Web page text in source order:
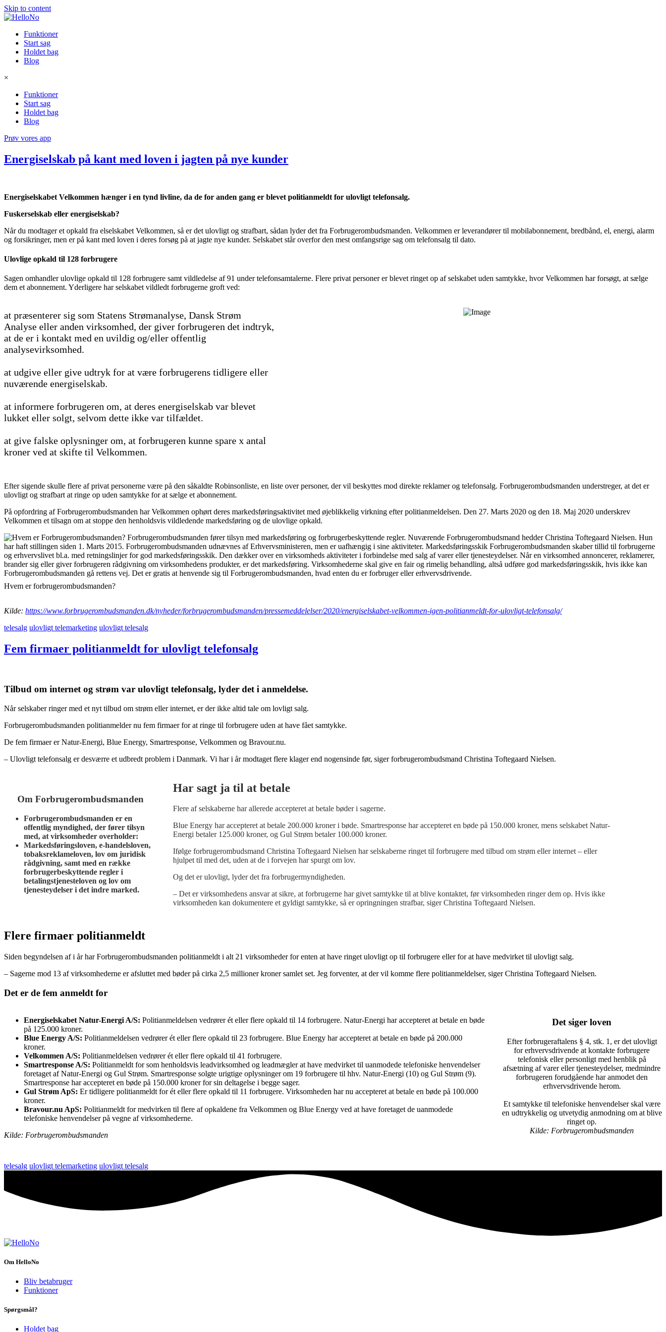
Skip to content
Funktioner
Start sag
Holdet bag
Blog
×
Funktioner
Start sag
Holdet bag
Blog
Prøv vores app
Energiselskab på kant med loven i jagten på nye kunder
Energiselskabet Velkommen hænger i en tynd livline, da de for anden gang er blevet politianmeldt for ulovligt telefonsalg.
Fuskerselskab eller energiselskab?
Når du modtager et opkald fra elselskabet Velkommen, så er det ulovligt og strafbart, sådan lyder det fra Forbrugerombudsmanden. Velkommen er leverandører til mobilabonnement, bredbånd, el, energi, alarm
og forsikringer, men er på kant med loven i deres forsøg på at jagte nye kunder. Selskabet står overfor den mest omfangsrige sag om telefonsalg til dato.
Ulovlige opkald til 128 forbrugere
Sagen omhandler ulovlige opkald til 128 forbrugere samt vildledelse af 91 under telefonsamtalerne. Flere privat personer er blevet ringet op af selskabet uden samtykke, hvor Velkommen har forsøgt, at sælge
dem et abonnement. Yderligere har selskabet vildledt forbrugerne groft ved:
at præsenterer sig som Statens Strømanalyse, Dansk Strøm
Analyse eller anden virksomhed, der giver forbrugeren det indtryk,
at de er i kontakt med en uvildig og/eller offentlig
analysevirksomhed.
at udgive eller give udtryk for at være forbrugerens tidligere eller
nuværende energiselskab.
at informere forbrugeren om, at deres energiselskab var blevet
lukket eller solgt, selvom dette ikke var tilfældet.
at give falske oplysninger om, at forbrugeren kunne spare x antal
kroner ved at skifte til Velkommen.
Efter sigende skulle flere af privat personerne være på den såkaldte Robinsonliste, en liste over personer, der vil beskyttes mod direkte reklamer og telefonsalg. Forbrugerombudsmanden understreger, at det er
ulovligt og strafbart at ringe op uden samtykke for at sælge et abonnement.
På opfordring af Forbrugerombudsmanden har Velkommen ophørt deres markedsføringsaktivitet med øjeblikkelig virkning efter politianmeldelsen. Den 27. Marts 2020 og den 18. Maj 2020 underskrev
Velkommen et tilsagn om at stoppe den henholdsvis vildledende markedsføring og de ulovlige opkald.
Hvem er forbrugerombudsmanden?
Kilde: https://www.forbrugerombudsmanden.dk/nyheder/forbrugerombudsmanden/pressemeddelelser/2020/energiselskabet-velkommen-igen-politianmeldt-for-ulovligt-telefonsalg/
telesalg ulovligt telemarketing ulovligt telesalg
Fem firmaer politianmeldt for ulovligt telefonsalg
Tilbud om internet og strøm var ulovligt telefonsalg, lyder det i anmeldelse.
Når selskaber ringer med et nyt tilbud om strøm eller internet, er der ikke altid tale om lovligt salg.
Forbrugerombudsmanden politianmelder nu fem firmaer for at ringe til forbrugere uden at have fået samtykke.
De fem firmaer er Natur-Energi, Blue Energy, Smartresponse, Velkommen og Bravour.nu.
– Ulovligt telefonsalg er desværre et udbredt problem i Danmark. Vi har i år modtaget flere klager end nogensinde før, siger forbrugerombudsmand Christina Toftegaard Nielsen.
Om Forbrugerombudsmanden
Forbrugerombudsmanden er en
offentlig myndighed, der fører tilsyn
med, at virksomheder overholder:
Markedsføringsloven, e-handelsloven,
tobaksreklameloven, lov om juridisk
rådgivning, samt med en række
forbrugerbeskyttende regler i
betalingstjenesteloven og lov om
tjenesteydelser i det indre marked.
Har sagt ja til at betale
Flere af selskaberne har allerede accepteret at betale bøder i sagerne.
Blue Energy har accepteret at betale 200.000 kroner i bøde. Smartresponse har accepteret en bøde på 150.000 kroner, mens selskabet Natur-
Energi betaler 125.000 kroner, og Gul Strøm betaler 100.000 kroner.
Ifølge forbrugerombudsmand Christina Toftegaard Nielsen har selskaberne ringet til forbrugere med tilbud om strøm eller internet – eller
hjulpet til med det, uden at de i forvejen har spurgt om lov.
Og det er ulovligt, lyder det fra forbrugermyndigheden.
– Det er virksomhedens ansvar at sikre, at forbrugerne har givet samtykke til at blive kontaktet, før virksomheden ringer dem op. Hvis ikke
virksomheden kan dokumentere et gyldigt samtykke, så er opringningen strafbar, siger Christina Toftegaard Nielsen.
Flere firmaer politianmeldt
Siden begyndelsen af i år har Forbrugerombudsmanden politianmeldt i alt 21 virksomheder for enten at have ringet ulovligt op til forbrugere eller for at have medvirket til ulovligt salg.
– Sagerne mod 13 af virksomhederne er afsluttet med bøder på cirka 2,5 millioner kroner samlet set. Jeg forventer, at der vil komme flere politianmeldelser, siger Christina Toftegaard Nielsen.
Det er de fem anmeldt for
Energiselskabet Natur-Energi A/S: Politianmeldelsen vedrører ét eller flere opkald til 14 forbrugere. Natur-Energi har accepteret at betale en bøde
på 125.000 kroner.
Blue Energy A/S: Politianmeldelsen vedrører ét eller flere opkald til 23 forbrugere. Blue Energy har accepteret at betale en bøde på 200.000
kroner.
Velkommen A/S: Politianmeldelsen vedrører ét eller flere opkald til 41 forbrugere.
Smartresponse A/S: Politianmeldt for som henholdsvis leadvirksomhed og leadmægler at have medvirket til uanmodede telefoniske henvendelser
foretaget af Natur-Energi og Gul Strøm. Smartresponse solgte urigtige oplysninger om 19 forbrugere til hhv. Natur-Energi (10) og Gul Strøm (9).
Smartresponse har accepteret en bøde på 150.000 kroner for sin deltagelse i begge sager.
Gul Strøm ApS: Er tidligere politianmeldt for ét eller flere opkald til 11 forbrugere. Virksomheden har nu accepteret at betale en bøde på 100.000
kroner.
Bravour.nu ApS: Politianmeldt for medvirken til flere af opkaldene fra Velkommen og Blue Energy ved at have foretaget de uanmodede
telefoniske henvendelser på vegne af virksomhederne.
Kilde: Forbrugerombudsmanden
Det siger loven
Efter forbrugeraftalens § 4, stk. 1, er det ulovligt
for erhvervsdrivende at kontakte forbrugere
telefonisk eller personligt med henblik på
afsætning af varer eller tjenesteydelser, medmindre
forbrugeren forudgående har anmodet den
erhvervsdrivende herom.
Et samtykke til telefoniske henvendelser skal være
en udtrykkelig og utvetydig anmodning om at blive
ringet op.
Kilde: Forbrugerombudsmanden
telesalg ulovligt telemarketing ulovligt telesalg
Om HelloNo
Bliv betabruger
Funktioner
Spørgsmål?
Holdet bag